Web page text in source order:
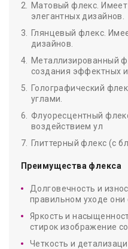
Матовый флекс.
элегантных дизайнов.
Глянцевый флекс.
дизайнов.
Металлизированный
создания эффектных
Голографический
углами.
Флуоресцентный
воздействием ул
Глиттерный флекс (с
Преимущества флекса
Долговечность и
правильном уходе
Яркость и
стирок изображение
Четкость и